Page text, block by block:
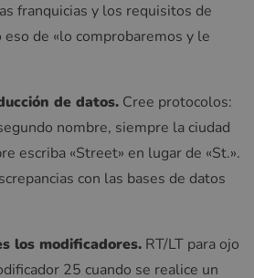
franquicias y los requisitos de
eso de «lo comprobaremos y le
de datos. Cree protocolos:
nombre, siempre la ciudad
escriba «Street» en lugar de «St.».
con las bases de datos
los modificadores. RT/LT para ojo
25 cuando se realice un